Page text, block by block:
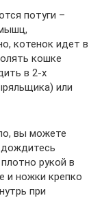
потуги –
котенок идет в
кошке
в 2-х
или
вы можете
дождитесь
рукой в
и ножки крепко
при